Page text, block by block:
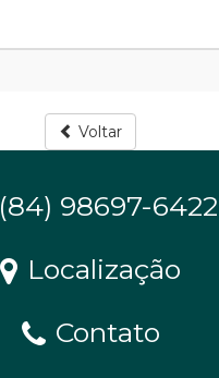
Voltar
(84) 98697-6422
Localização
Contato